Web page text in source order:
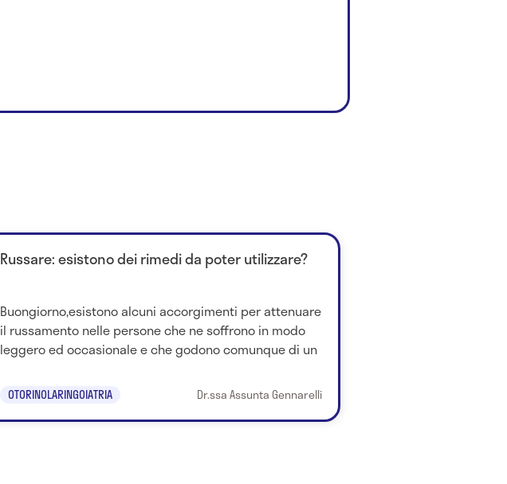
Russare: esistono dei rimedi da poter utilizzare?
Buongiorno,esistono alcuni accorgimenti per attenuare
il russamento nelle persone che ne soffrono in modo
leggero ed occasionale e che godono comunque di un
OTORINOLARINGOIATRIA Dr.ssa Assunta Gennarelli